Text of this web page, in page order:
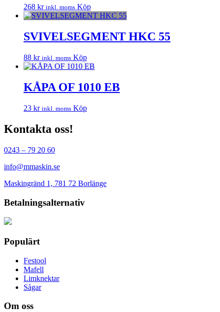
268 kr inkl. moms Köp
SVIVELSEGMENT HKC 55
88 kr inkl. moms Köp
KÅPA OF 1010 EB
23 kr inkl. moms Köp
Kontakta oss!
0243 – 79 20 60
info@mmaskin.se
Maskingränd 1, 781 72 Borlänge
Betalningsalternativ
Populärt
Festool
Mafell
Limknektar
Sågar
Om oss